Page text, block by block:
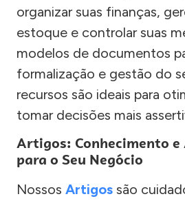
organizar suas finanças,
estoque e controlar suas
modelos de documentos
formalização e gestão do
recursos são ideais para
tomar decisões mais
Artigos: Conhecimento
para o Seu Negócio
Nossos Artigos são